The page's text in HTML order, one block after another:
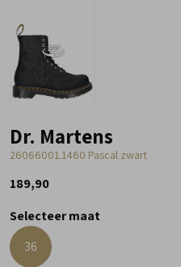
Dr. Martens
26066001.1460 Pascal zwart
189,90
Selecteer maat
36